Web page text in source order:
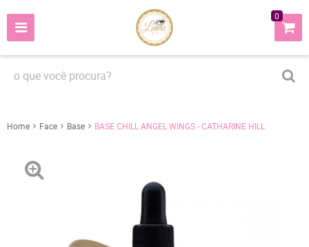
0
Home Face Base BASE CHILL ANGEL WINGS - CATHARINE HILL